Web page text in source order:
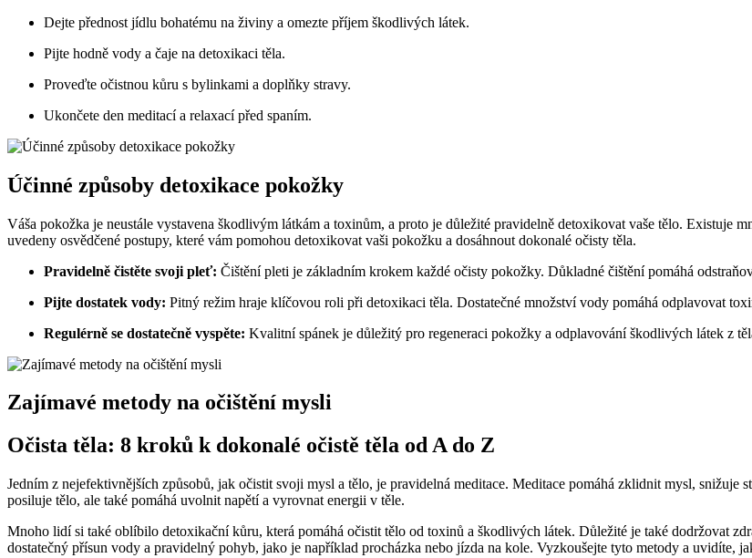
Dejte přednost jídlu bohatému ⁤na živiny⁢ a omezte příjem​ škodlivých⁢ látek.
Pijte‍ hodně vody a čaje na ‍detoxikaci těla.
Proveďte očistnou ⁤kůru s bylinkami a doplňky stravy.
Ukončete den meditací a relaxací před spaním.
Účinné způsoby detoxikace ‍pokožky
Váša pokožka je neustále vystavena škodlivým látkám​ a toxinům,‌ a proto‍ je ⁢důležité‌ pravidelně ​detoxikovat vaše tělo.⁢ Existuje
uvedeny osvědčené postupy, které⁤ vám pomohou ‍detoxikovat ⁢vaši pokožku a dosáhnout dokonalé očisty​ těla.
Pravidelně čistěte svoji pleť: Čištění pleti je základním krokem každé očisty pokožky. Důkladné⁣ čištění pomáhá
Pijte ⁤dostatek vody: ​Pitný režim hraje klíčovou roli při detoxikaci těla. Dostatečné množství vody pomáhá odplavovat
Regulérně se dostatečně vyspěte: Kvalitní spánek je důležitý pro regeneraci pokožky a odplavování škodlivých látek z⁤
Zajímavé metody na⁤ očištění mysli
Očista těla: 8 kroků k dokonalé očistě těla od A do Z
Jedním‍ z nejefektivnějších způsobů, jak očistit svoji mysl a tělo, je pravidelná⁣ meditace. ‌Meditace pomáhá zklidnit mysl,
‍posiluje tělo, ale také‌ pomáhá uvolnit ⁣napětí a ‍vyrovnat energii ‌v ⁤těle.
Mnoho lidí si také oblíbilo detoxikační kůru, která pomáhá očistit tělo od toxinů a škodlivých látek. Důležité je také dodržovat
dostatečný přísun vody ​a pravidelný pohyb, jako je například procházka nebo ⁣jízda na kole. Vyzkoušejte tyto ⁣metody a uvidíte,